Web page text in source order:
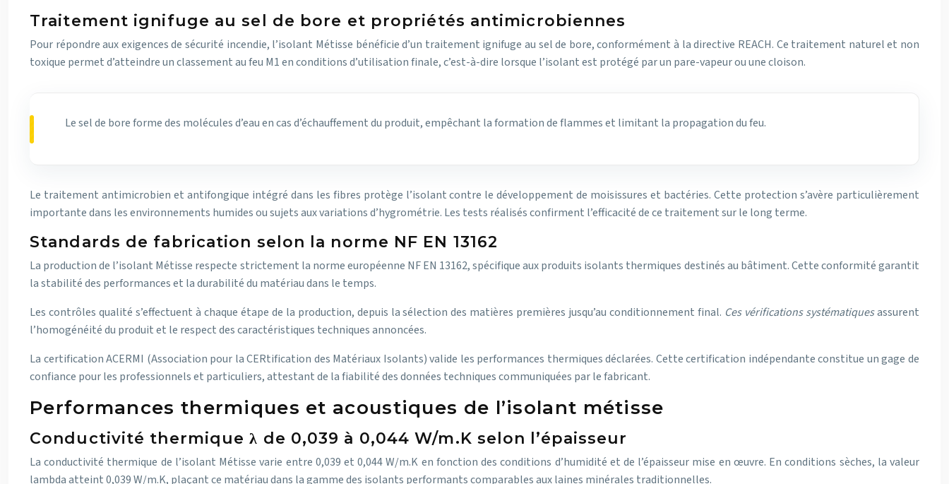
Traitement ignifuge au sel de bore et propriétés antimicrobiennes
Pour répondre aux exigences de sécurité incendie, l’isolant Métisse bénéficie d’un traitement ignifuge au sel de bore, conformément à la directive REACH. Ce traitement naturel et non
toxique permet d’atteindre un classement au feu M1 en conditions d’utilisation finale, c’est-à-dire lorsque l’isolant est protégé par un pare-vapeur ou une cloison.
Le sel de bore forme des molécules d’eau en cas d’échauffement du produit, empêchant la formation de flammes et limitant la propagation du feu.
Le traitement antimicrobien et antifongique intégré dans les fibres protège l’isolant contre le développement de moisissures et bactéries. Cette protection s’avère particulièrement
importante dans les environnements humides ou sujets aux variations d’hygrométrie. Les tests réalisés confirment l’efficacité de ce traitement sur le long terme.
Standards de fabrication selon la norme NF EN 13162
La production de l’isolant Métisse respecte strictement la norme européenne NF EN 13162, spécifique aux produits isolants thermiques destinés au bâtiment. Cette conformité garantit
la stabilité des performances et la durabilité du matériau dans le temps.
Les contrôles qualité s’effectuent à chaque étape de la production, depuis la sélection des matières premières jusqu’au conditionnement final. Ces vérifications systématiquesassurent
l’homogénéité du produit et le respect des caractéristiques techniques annoncées.
La certification ACERMI (Association pour la CERtification des Matériaux Isolants) valide les performances thermiques déclarées. Cette certification indépendante constitue un gage de
confiance pour les professionnels et particuliers, attestant de la fiabilité des données techniques communiquées par le fabricant.
Performances thermiques et acoustiques de l’isolant métisse
Conductivité thermique λ de 0,039 à 0,044 W/m.K selon l’épaisseur
La conductivité thermique de l’isolant Métisse varie entre 0,039 et 0,044 W/m.K en fonction des conditions d’humidité et de l’épaisseur mise en œuvre. En conditions sèches, la valeur
lambda atteint 0,039 W/m.K, plaçant ce matériau dans la gamme des isolants performants comparables aux laines minérales traditionnelles.